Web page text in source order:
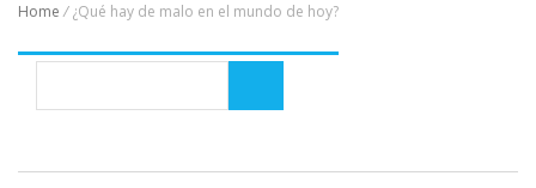
Home /¿Qué hay de malo en el mundo de hoy?